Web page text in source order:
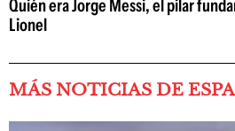
Quién era Jorge Messi, el pilar
Lionel
MÁS NOTICIAS DE